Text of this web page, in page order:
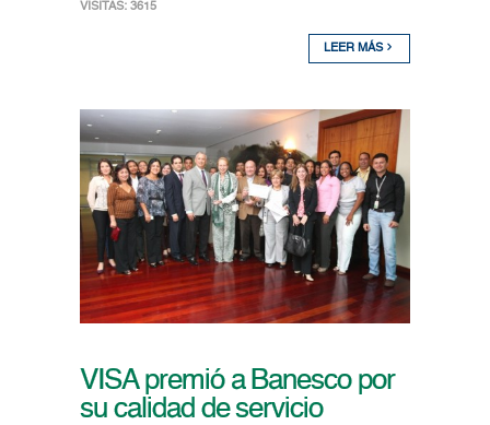
VISITAS: 3615
LEER MÁS
VISA premió a Banesco por
su calidad de servicio